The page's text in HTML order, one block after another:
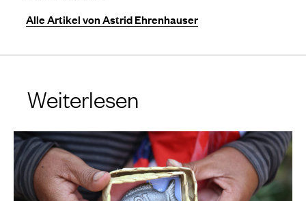
Alle Artikel von Astrid Ehrenhauser
Weiterlesen